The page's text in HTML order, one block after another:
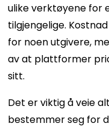
ulike verktøyene for
tilgjengelige.
for noen utgivere,
av at plattformer
sitt.
Det er viktig å veie
bestemmer seg for